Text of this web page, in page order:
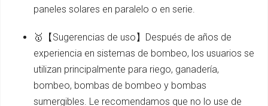
paneles solares en paralelo o en serie.
🥇【Sugerencias de uso】Después de años de
experiencia en sistemas de bombeo, los usuarios se
utilizan principalmente para riego, ganadería,
bombeo, bombas de bombeo y bombas
sumergibles. Le recomendamos que no lo use de